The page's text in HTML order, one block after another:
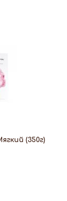
(350г)